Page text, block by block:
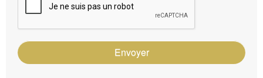
Envoyer